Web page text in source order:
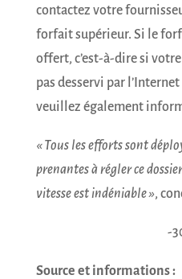
contactez votre
forfait supérieur. Si le
offert, c’est-à-dire si
pas desservi par
veuillez également
« Tous les efforts sont
prenantes à régler ce
vitesse est indéniable »,
-
Source et informations :